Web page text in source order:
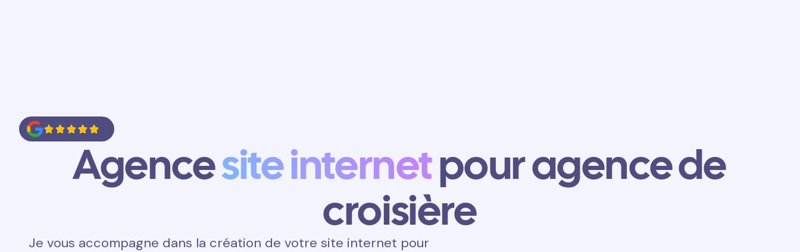
Agencesite internetpour agence de
croisière
Je vous accompagne dans la création de votre site internet pour